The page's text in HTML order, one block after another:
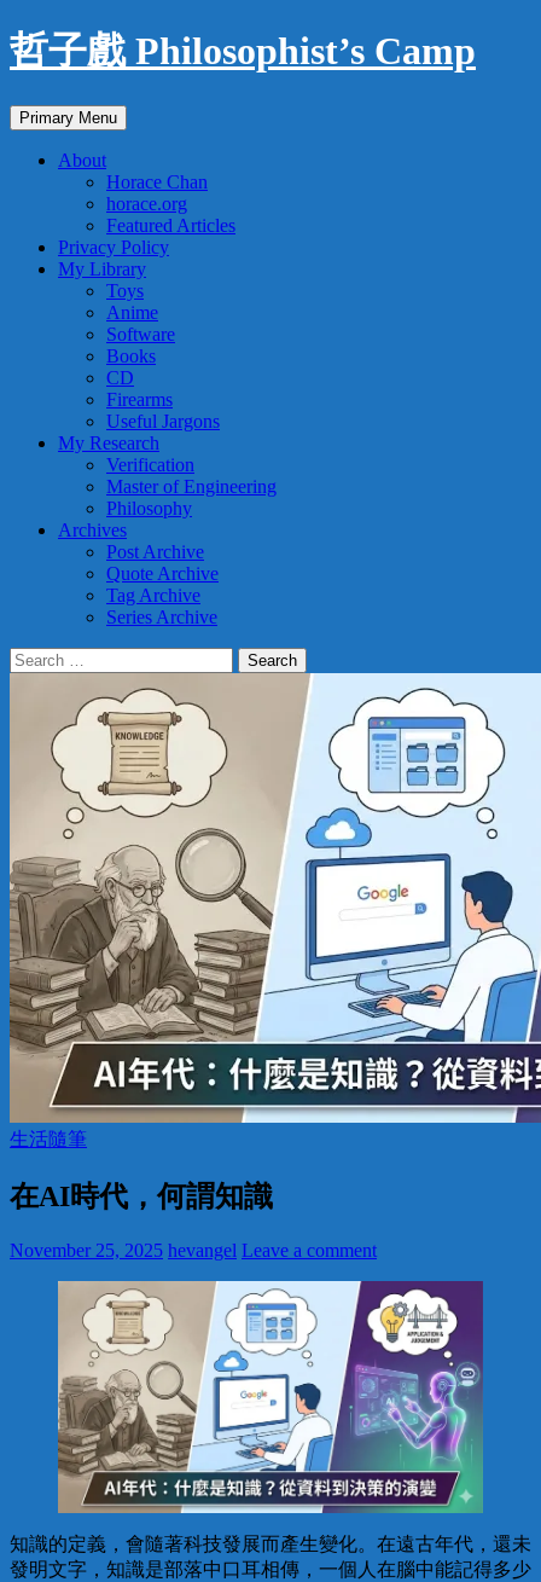
Skip
to
哲子戲 Philosophist’s Camp
Search
Primary Menu
About
Horace Chan
horace.org
Featured Articles
Privacy Policy
My Library
Toys
Anime
Software
Books
CD
Firearms
Useful Jargons
My Research
Verification
Master of Engineering
Philosophy
Archives
Post Archive
Quote Archive
Tag Archive
Series Archive
Search
for:
生活隨筆
在AI時代，何謂知識
November 25, 2025 hevangel Leave a comment
知識的定義，會隨著科技發展而產生變化。在遠古年代，還未
發明文字，知識是部落中口耳相傳，一個人在腦中能記得多少